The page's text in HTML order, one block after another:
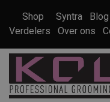
Shop Syntra Blog
Verdelers
Over ons